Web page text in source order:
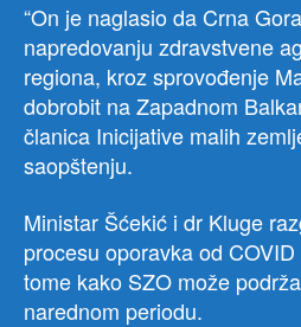
“On je naglasio da Crna
napredovanju zdravstvene
regiona, kroz sprovođenje
dobrobit na Zapadnom
članica Inicijative malih
saopštenju.
Ministar Šćekić i dr Kluge
procesu oporavka od
tome kako SZO može
narednom periodu.